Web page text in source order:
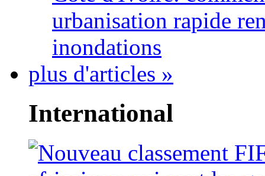
urbanisation rapide
inondations
plus d'articles »
International